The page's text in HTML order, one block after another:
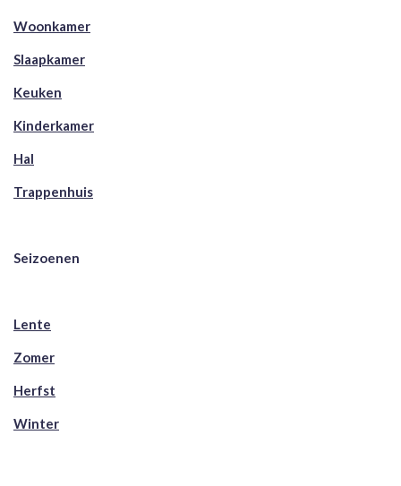
Woonkamer
Slaapkamer
Keuken
Kinderkamer
Hal
Trappenhuis
Seizoenen
Lente
Zomer
Herfst
Winter